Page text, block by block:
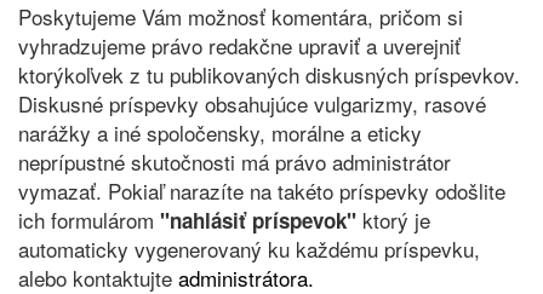
Poskytujeme Vám možnosť komentára, pričom si
vyhradzujeme právo redakčne upraviť a uverejniť
ktorýkoľvek z tu publikovaných diskusných príspevkov.
Diskusné príspevky obsahujúce vulgarizmy, rasové
narážky a iné spoločensky, morálne a eticky
neprípustné skutočnosti má právo administrátor
vymazať. Pokiaľ narazíte na takéto príspevky odošlite
ich formulárom "nahlásiť príspevok" ktorý je
automaticky vygenerovaný ku každému príspevku,
alebo kontaktujte administrátora.